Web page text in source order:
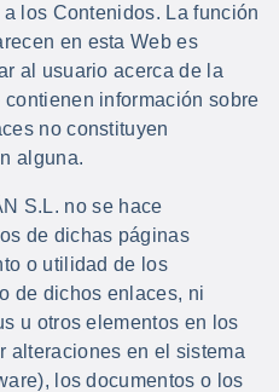
los Contenidos. La función
en esta Web es
al usuario acerca de la
información sobre
no constituyen
alguna.
S.L. no se hace
de dichas páginas
o utilidad de los
de dichos enlaces, ni
u otros elementos en los
alteraciones en el sistema
los documentos o los